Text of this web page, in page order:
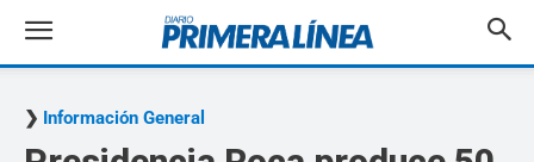
Información General